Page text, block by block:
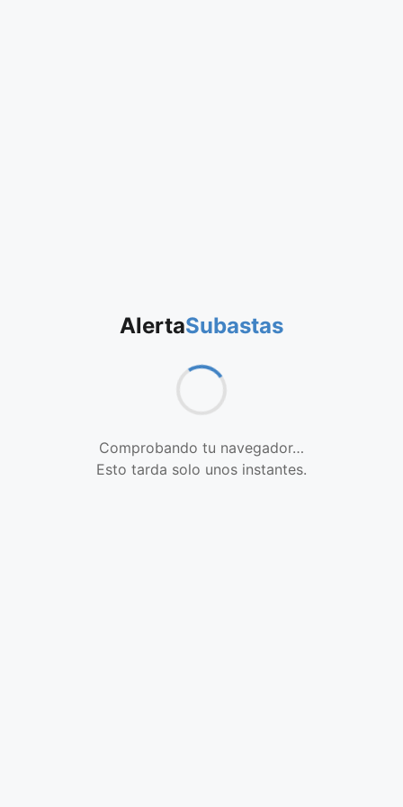
AlertaSubastas
Comprobando tu navegador…
Esto tarda solo unos instantes.